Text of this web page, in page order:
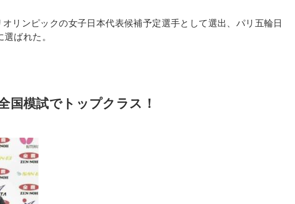
リンピックの女子日本代表候補予定選手として選出、パリ五輪日
ばれた。
国模試でトップクラス！